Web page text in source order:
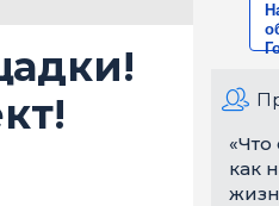
«Что
как